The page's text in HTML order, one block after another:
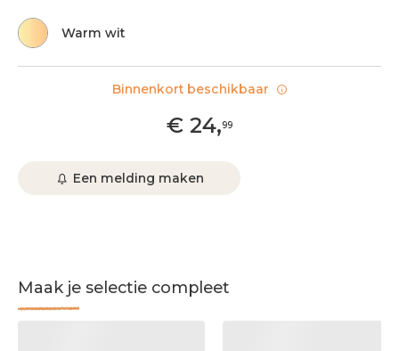
Warm wit
€ 24,99
Een melding maken
Maak je selectie compleet